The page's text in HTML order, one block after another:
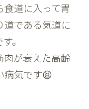
道に入って胃
道である気道に
。
肉が衰えた高齢
病気です😫